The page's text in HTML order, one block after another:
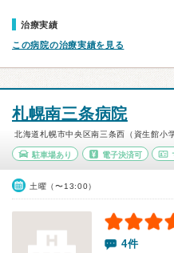
治療実績
この病院の治療実績を見る
札幌南三条病院
北海道札幌市中央区南三条西（資生館小
駐車場あり 電子決済可
土曜（〜13:00）
4件